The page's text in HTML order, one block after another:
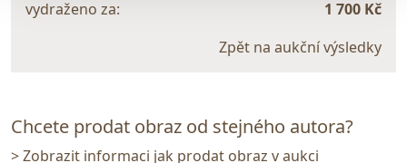
vydraženo za:
1 700 Kč
Zpět na aukční výsledky
Chcete prodat obraz od stejného autora?
> Zobrazit informaci jak prodat obraz v aukci